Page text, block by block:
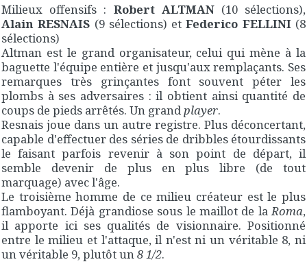
Milieux offensifs : Robert ALTMAN(10 sélections),
Alain RESNAIS (9 sélections) etFederico FELLINI(8
sélections)
Altman est le grand organisateur, celui qui mène à la
baguette l'équipe entière et jusqu'aux remplaçants. Ses
remarques très grinçantes font souvent péter les
plombs à ses adversaires : il obtient ainsi quantité de
coups de pieds arrêtés. Un grandplayer.
Resnais joue dans un autre registre. Plus déconcertant,
capable d'effectuer des séries de dribbles étourdissants
le faisant parfois revenir à son point de départ, il
semble devenir de plus en plus libre (de tout
marquage) avec l'âge.
Le troisième homme de ce milieu créateur est le plus
flamboyant. Déjà grandiose sous le maillot de laRoma,
il apporte ici ses qualités de visionnaire. Positionné
entre le milieu et l'attaque, il n'est ni un véritable 8, ni
un véritable 9, plutôt un8 1/2.